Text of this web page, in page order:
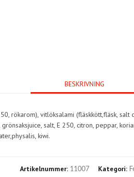
BESKRIVNING
rökarom), vitlöksalami (fläskkött,fläsk,
salt, E 250, citron, peppar,
kiwi.
Artikelnummer: 11007 Kategori: